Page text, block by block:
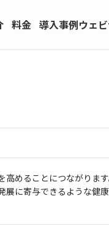
料金 導入事例ウェビ
めることにつながります
に寄与できるような健